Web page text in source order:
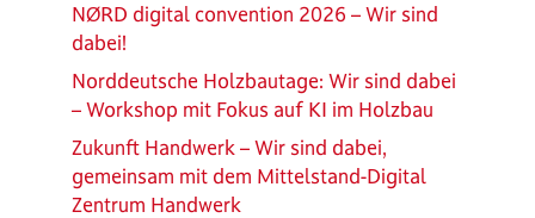
NØRD digital convention 2026 – Wir sind
dabei!
Norddeutsche Holzbautage: Wir sind dabei
– Workshop mit Fokus auf KI im Holzbau
Zukunft Handwerk – Wir sind dabei,
gemeinsam mit dem Mittelstand-Digital
Zentrum Handwerk